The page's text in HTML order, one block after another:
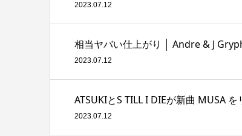
2023.07.12
相当ヤバい仕上がり │ Andre & J
2023.07.12
ATSUKIとS TILL I DIEが新曲 MUSA を
2023.07.12